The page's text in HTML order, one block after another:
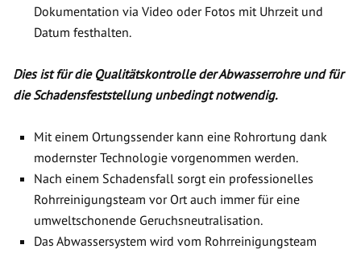
Dokumentation via Video oder Fotos mit Uhrzeit und
Datum festhalten.
Dies ist für die Qualitätskontrolle der Abwasserrohre und für
die Schadensfeststellung unbedingt notwendig.
Mit einem Ortungssender kann eine Rohrortung dank
modernster Technologie vorgenommen werden.
Nach einem Schadensfall sorgt ein professionelles
Rohrreinigungsteam vor Ort auch immer für eine
umweltschonende Geruchsneutralisation.
Das Abwassersystem wird vom Rohrreinigungsteam